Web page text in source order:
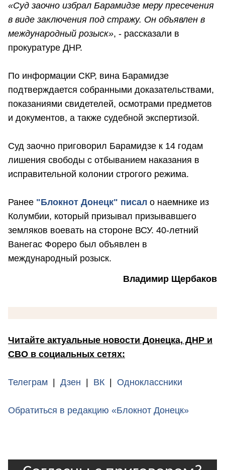
«Суд заочно избрал Барамидзе меру пресечения
в виде заключения под стражу. Он объявлен в
международный розыск», - рассказали в
прокуратуре ДНР.
По информации СКР, вина Барамидзе
подтверждается собранными доказательствами,
показаниями свидетелей, осмотрами предметов
и документов, а также судебной экспертизой.
Суд заочно приговорил Барамидзе к 14 годам
лишения свободы с отбыванием наказания в
исправительной колонии строгого режима.
Ранее "Блокнот Донецк" писал о наемнике из
Колумбии, который призывал призывавшего
земляков воевать на стороне ВСУ. 40-летний
Ванегас Фореро был объявлен в
международный розыск.
Владимир Щербаков
Читайте актуальные новости Донецка, ДНР и
СВО в социальных сетях:
Телеграм | Дзен | ВК | Одноклассники
Обратиться в редакцию «Блокнот Донецк»